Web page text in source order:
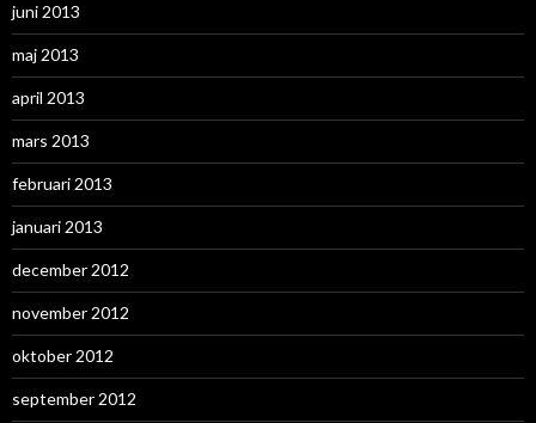
juni 2013
maj 2013
april 2013
mars 2013
februari 2013
januari 2013
december 2012
november 2012
oktober 2012
september 2012